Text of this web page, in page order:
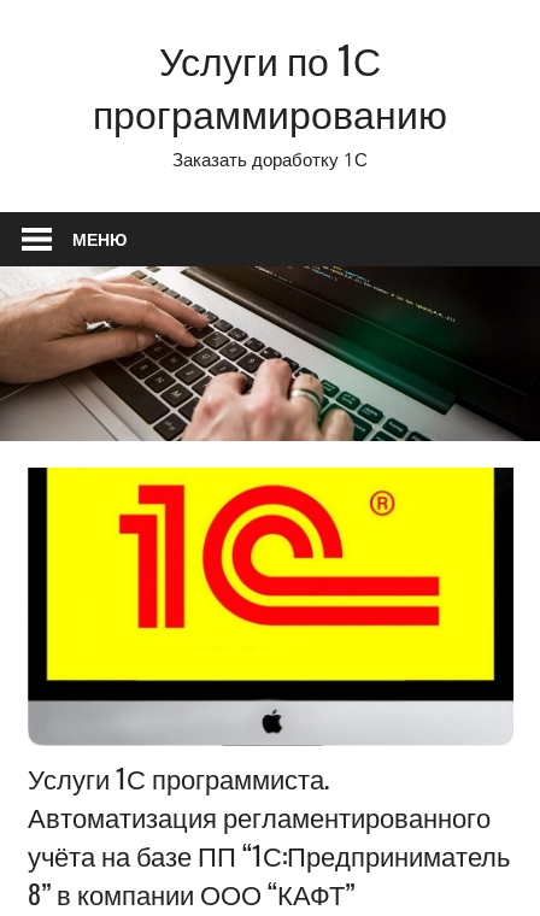
Услуги по 1С
программированию
Заказать доработку 1С
МЕНЮ
Информация
Услуги 1С программиста.
Автоматизация регламентированного
учёта на базе ПП “1С:Предприниматель
8” в компании ООО “КАФТ”